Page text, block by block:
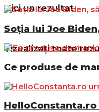
Nici un rezultat
Vizualizați toate
Soția lui Joe
Ce produse de